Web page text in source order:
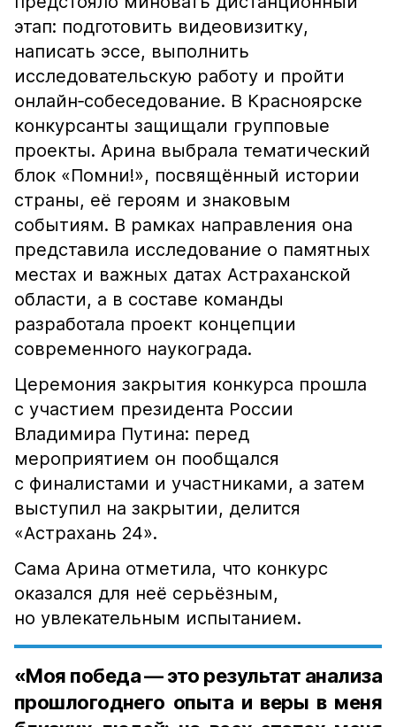
этап: подготовить видеовизитку,
написать эссе, выполнить
исследовательскую работу и пройти
онлайн‑собеседование. В Красноярске
конкурсанты защищали групповые
проекты. Арина выбрала тематический
блок «Помни!», посвящённый истории
страны, её героям и знаковым
событиям. В рамках направления она
представила исследование о памятных
местах и важных датах Астраханской
области, а в составе команды
разработала проект концепции
современного наукограда.
Церемония закрытия конкурса прошла
с участием президента России
Владимира Путина: перед
мероприятием он пообщался
с финалистами и участниками, а затем
выступил на закрытии, делится
«Астрахань 24».
Сама Арина отметила, что конкурс
оказался для неё серьёзным,
но увлекательным испытанием.
«Моя победа — это результат анализа
прошлогоднего опыта и веры в меня